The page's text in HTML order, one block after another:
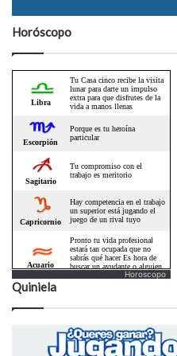
Horóscopo
Horoscopo
Quiniela